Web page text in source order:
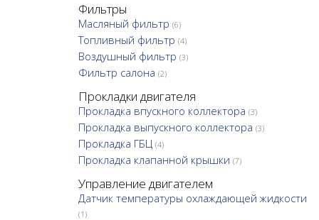
Фильтры
Масляный фильтр (6)
Топливный фильтр (4)
Воздушный фильтр (3)
Фильтр салона (2)
Прокладки двигателя
Прокладка впускного коллектора (3)
Прокладка выпускного коллектора (3)
Прокладка ГБЦ (4)
Прокладка клапанной крышки (7)
Управление двигателем
Датчик температуры охлаждающей жидкости
(1)